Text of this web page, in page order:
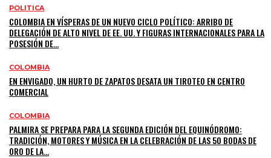
POLITICA
COLOMBIA EN VÍSPERAS DE UN NUEVO CICLO POLÍTICO: ARRIBO DE
DELEGACIÓN DE ALTO NIVEL DE EE. UU. Y FIGURAS INTERNACIONALES PARA LA
POSESIÓN DE...
COLOMBIA
EN ENVIGADO, UN HURTO DE ZAPATOS DESATA UN TIROTEO EN CENTRO
COMERCIAL
COLOMBIA
PALMIRA SE PREPARA PARA LA SEGUNDA EDICIÓN DEL EQUINÓDROMO:
TRADICIÓN, MOTORES Y MÚSICA EN LA CELEBRACIÓN DE LAS 50 BODAS DE
ORO DE LA...